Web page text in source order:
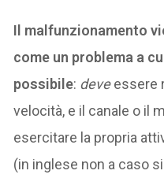
Il malfunzionamento
come un problema a
possibile: deveessere
velocità, e il canale o il
esercitare la propria
(in inglese non a caso